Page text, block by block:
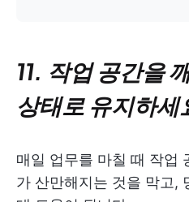
11. 작업 공간을
상태로 유지하세
매일 업무를 마칠 때 작업
가 산만해지는 것을 막고,